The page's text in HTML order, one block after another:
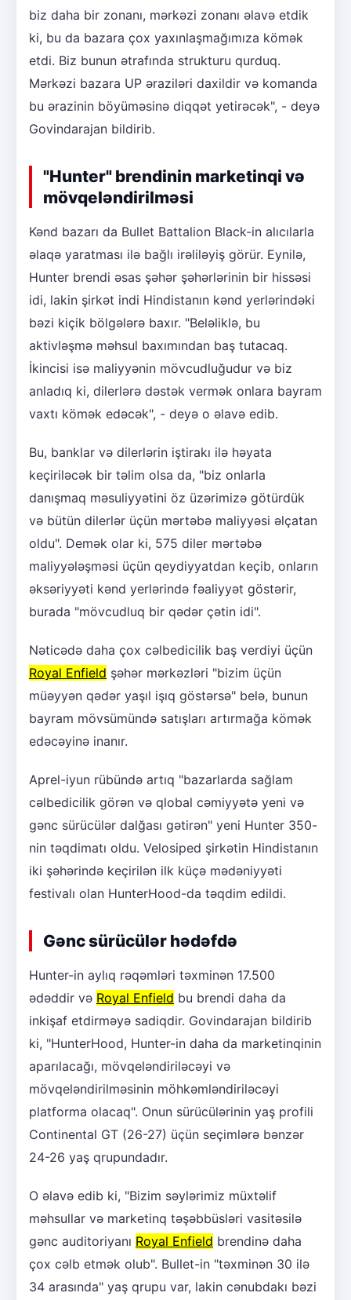
biz daha bir zonanı, mərkəzi zonanı əlavə etdik
ki, bu da bazara çox yaxınlaşmağımıza kömək
etdi. Biz bunun ətrafında strukturu qurduq.
Mərkəzi bazara UP əraziləri daxildir və komanda
bu ərazinin böyüməsinə diqqət yetirəcək", - deyə
Govindarajan bildirib.
"Hunter" brendinin marketinqi və
mövqeləndirilməsi
Kənd bazarı da Bullet Battalion Black-in alıcılarla
əlaqə yaratması ilə bağlı irəliləyiş görür. Eynilə,
Hunter brendi əsas şəhər şəhərlərinin bir hissəsi
idi, lakin şirkət indi Hindistanın kənd yerlərindəki
bəzi kiçik bölgələrə baxır. "Beləliklə, bu
aktivləşmə məhsul baxımından baş tutacaq.
İkincisi isə maliyyənin mövcudluğudur və biz
anladıq ki, dilerlərə dəstək vermək onlara bayram
vaxtı kömək edəcək", - deyə o əlavə edib.
Bu, banklar və dilerlərin iştirakı ilə həyata
keçiriləcək bir təlim olsa da, "biz onlarla
danışmaq məsuliyyətini öz üzərimizə götürdük
və bütün dilerlər üçün mərtəbə maliyyəsi əlçatan
oldu". Demək olar ki, 575 diler mərtəbə
maliyyələşməsi üçün qeydiyyatdan keçib, onların
əksəriyyəti kənd yerlərində fəaliyyət göstərir,
burada "mövcudluq bir qədər çətin idi".
Nəticədə daha çox cəlbedicilik baş verdiyi üçün
Royal Enfield şəhər mərkəzləri "bizim üçün
müəyyən qədər yaşıl işıq göstərsə" belə, bunun
bayram mövsümündə satışları artırmağa kömək
edəcəyinə inanır.
Aprel-iyun rübündə artıq "bazarlarda sağlam
cəlbedicilik görən və qlobal cəmiyyətə yeni və
gənc sürücülər dalğası gətirən" yeni Hunter 350-
nin təqdimatı oldu. Velosiped şirkətin Hindistanın
iki şəhərində keçirilən ilk küçə mədəniyyəti
festivalı olan HunterHood-da təqdim edildi.
Gənc sürücülər hədəfdə
Hunter-in aylıq rəqəmləri təxminən 17.500
ədəddir və Royal Enfield bu brendi daha da
inkişaf etdirməyə sadiqdir. Govindarajan bildirib
ki, "HunterHood, Hunter-in daha da marketinqinin
aparılacağı, mövqeləndiriləcəyi və
mövqeləndirilməsinin möhkəmləndiriləcəyi
platforma olacaq". Onun sürücülərinin yaş profili
Continental GT (26-27) üçün seçimlərə bənzər
24-26 yaş qrupundadır.
O əlavə edib ki, "Bizim səylərimiz müxtəlif
məhsullar və marketinq təşəbbüsləri vasitəsilə
gənc auditoriyanı Royal Enfield brendinə daha
çox cəlb etmək olub". Bullet-in "təxminən 30 ilə
34 arasında" yaş qrupu var, lakin cənubdakı bəzi